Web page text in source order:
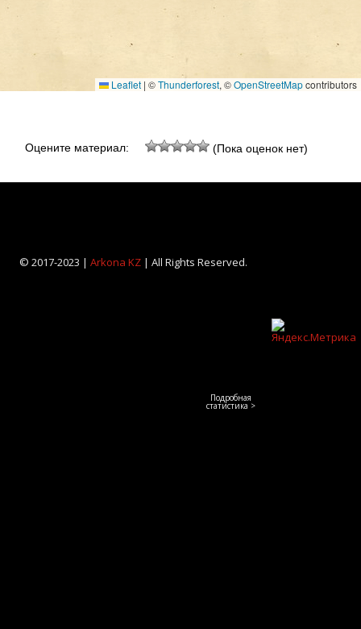
Leaflet | ©Thunderforest, ©OpenStreetMapcontributors
Оцените материал: (Пока оценок нет)
© 2017-2023 | Arkona KZ| All Rights Reserved.
Подробная
статистика >